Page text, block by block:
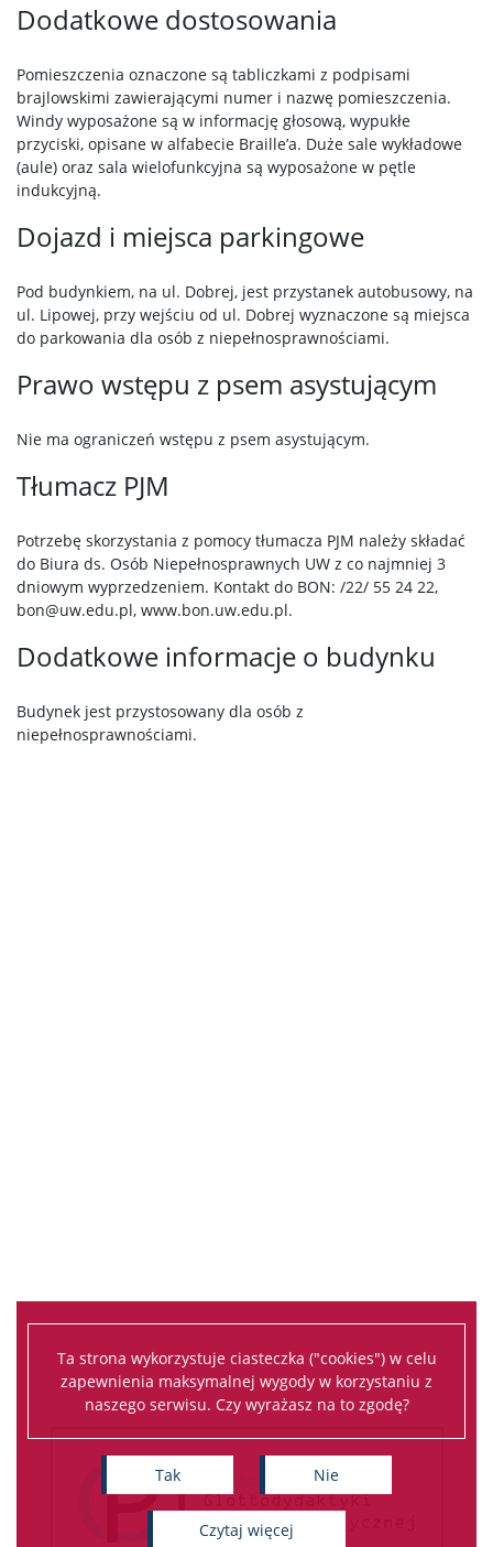
Ta strona wykorzystuje ciasteczka ("cookies") w celu
zapewnienia maksymalnej wygody w korzystaniu z
naszego serwisu. Czy wyrażasz na to zgodę?
Tak Nie
czytaj więcej
Dodatkowe dostosowania
Pomieszczenia oznaczone są tabliczkami z podpisami
brajlowskimi zawierającymi numer i nazwę pomieszczenia.
Windy wyposażone są w informację głosową, wypukłe
przyciski, opisane w alfabecie Braille’a. Duże sale wykładowe
(aule) oraz sala wielofunkcyjna są wyposażone w pętle
indukcyjną.
Dojazd i miejsca parkingowe
Pod budynkiem, na ul. Dobrej, jest przystanek autobusowy, na
ul. Lipowej, przy wejściu od ul. Dobrej wyznaczone są miejsca
do parkowania dla osób z niepełnosprawnościami.
Prawo wstępu z psem asystującym
Nie ma ograniczeń wstępu z psem asystującym.
Tłumacz PJM
Potrzebę skorzystania z pomocy tłumacza PJM należy składać
do Biura ds. Osób Niepełnosprawnych UW z co najmniej 3
dniowym wyprzedzeniem. Kontakt do BON: /22/ 55 24 22,
bon@uw.edu.pl, www.bon.uw.edu.pl.
Dodatkowe informacje o budynku
Budynek jest przystosowany dla osób z
niepełnosprawnościami.